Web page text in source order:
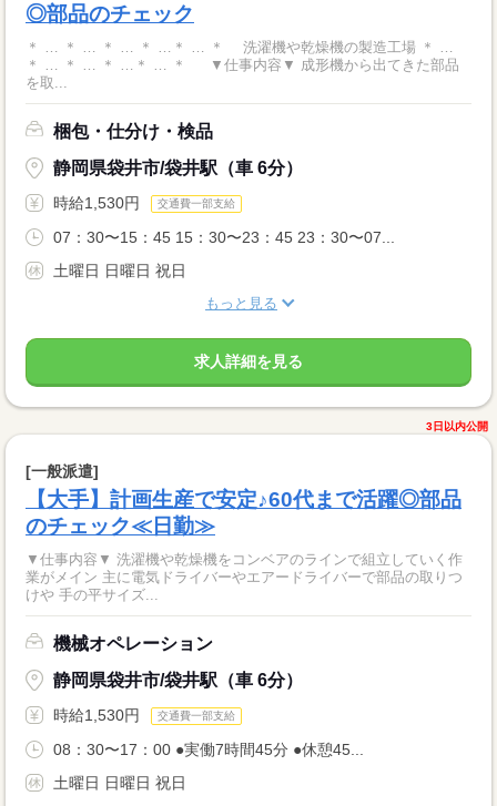
◎部品のチェック
＊ … ＊ … ＊ … ＊ …＊ … ＊ 洗濯機や乾燥機の製造工場 ＊ …
＊ … ＊ … ＊ …＊ … ＊ ▼仕事内容▼ 成形機から出てきた部品
を取...
梱包・仕分け・検品
静岡県袋井市/袋井駅（車 6分）
時給1,530円 交通費一部支給
07：30〜15：45 15：30〜23：45 23：30〜07...
土曜日 日曜日 祝日
もっと見る
求人詳細を見る
3日以内公開
[一般派遣]
【大手】計画生産で安定♪60代まで活躍◎部品
のチェック≪日勤≫
▼仕事内容▼ 洗濯機や乾燥機をコンベアのラインで組立していく作
業がメイン 主に電気ドライバーやエアードライバーで部品の取りつ
けや 手の平サイズ...
機械オペレーション
静岡県袋井市/袋井駅（車 6分）
時給1,530円 交通費一部支給
08：30〜17：00 ●実働7時間45分 ●休憩45...
土曜日 日曜日 祝日